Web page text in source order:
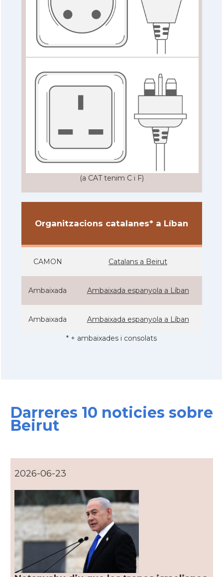
(a CAT tenim C i F)
Organitzacions catalanes* a Líban
CAMON Catalans a Beirut
Ambaixada Ambaixada espanyola a Líban
Ambaixada Ambaixada espanyola a Líban
* + ambaixades i consolats
Darreres 10 noticies sobre
Beirut
2026-06-23